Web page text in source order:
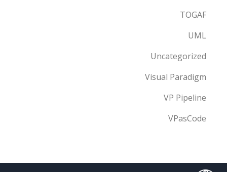
TOGAF
UML
Uncategorized
Visual Paradigm
VP Pipeline
VPasCode